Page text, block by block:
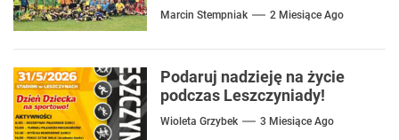
Marcin Stempniak 2 Miesiące Ago
Podaruj nadzieję na życie
podczas Leszczyniady!
Wioleta Grzybek 3 Miesiące Ago